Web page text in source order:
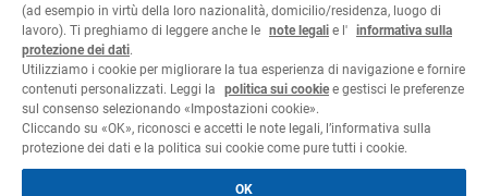
Visita il sito
Informativa sulla protezione dei dati
(ad esempio in virtù della loro nazionalità, domicilio/residenza, luogo di
lavoro). Ti preghiamo di leggere anche le note legali e l' informativa sulla
protezione dei dati.
Utilizziamo i cookie per migliorare la tua esperienza di navigazione e fornire
contenuti personalizzati. Leggi la
politica sui cookiee gestisci le preferenze
sul consenso selezionando «Impostazioni cookie».
Cliccando su «OK», riconosci e accetti le note legali, l’informativa sulla
protezione dei dati e la politica sui cookie come pure tutti i cookie.
OK